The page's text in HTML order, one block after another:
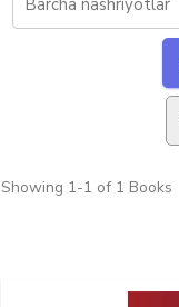
Showing 1-1 of 1 Books